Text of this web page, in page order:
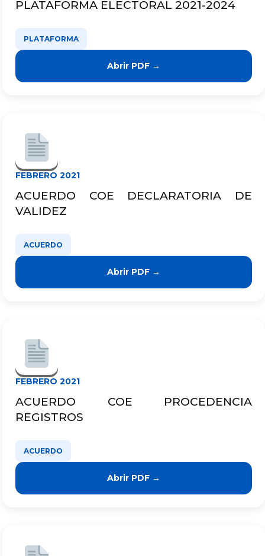
PLATAFORMA ELECTORAL 2021-2024
PLATAFORMA
Abrir PDF →
FEBRERO 2021
ACUERDO COE DECLARATORIA DE
VALIDEZ
ACUERDO
Abrir PDF →
FEBRERO 2021
ACUERDO COE PROCEDENCIA
REGISTROS
ACUERDO
Abrir PDF →